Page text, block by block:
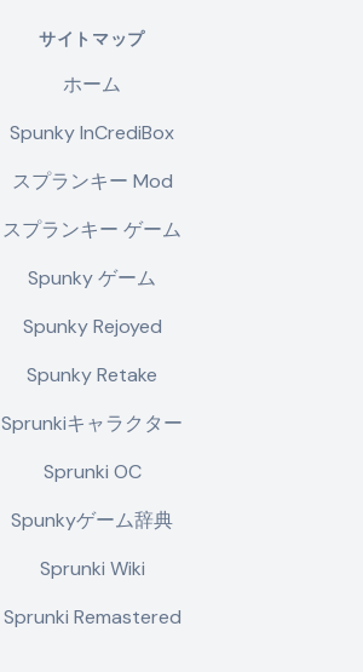
サイトマップ
ホーム
Spunky InCrediBox
スプランキー Mod
スプランキー ゲーム
Spunky ゲーム
Spunky Rejoyed
Spunky Retake
Sprunkiキャラクター
Sprunki OC
Spunkyゲーム辞典
Sprunki Wiki
Sprunki Remastered